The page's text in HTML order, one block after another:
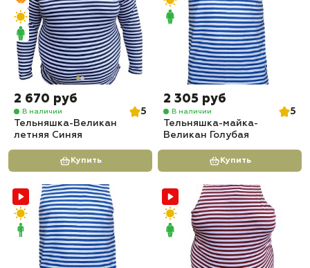
2 670 руб
В наличии
5
Тельняшка-Великан
летняя Синяя
Купить
2 305 руб
В наличии
5
Тельняшка-майка-
Великан Голубая
Купить